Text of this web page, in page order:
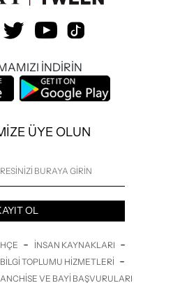
İNDİRİN
ÜYE OLUN
OL
- İNSAN KAYNAKLARI -
BILGI TOPLUMU HIZMETLERI -
VE BAYI BAŞVURULARI